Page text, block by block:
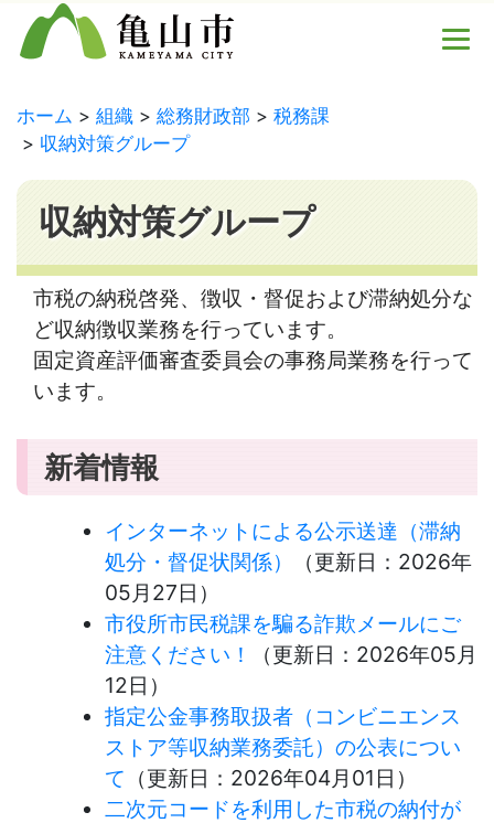
ホーム 組織 総務財政部
税務課
収納対策グループ
収納対策グループ
市税の納税啓発、徴収・督促および滞納処分な
ど収納徴収業務を行っています。
固定資産評価審査委員会の事務局業務を行って
います。
新着情報
インターネットによる公示送達（滞納
処分・督促状関係）
（更新日： 2026年
05月27日 ）
市役所市民税課を騙る詐欺メールにご
注意ください！
（更新日： 2026年05月
12日 ）
指定公金事務取扱者（コンビニエンス
ストア等収納業務委託）の公表につい
て （更新日： 2026年04月01日 ）
二次元コードを利用した市税の納付が